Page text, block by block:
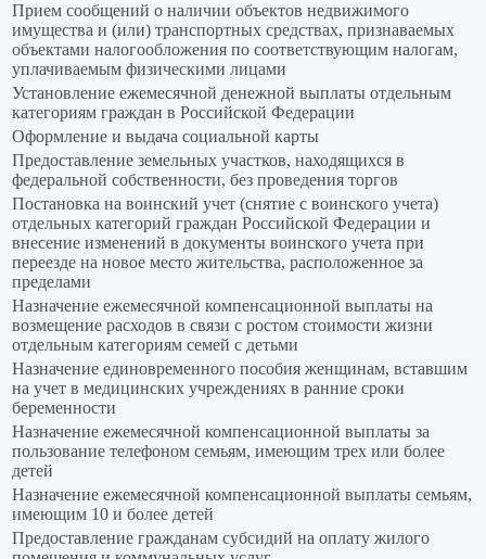
Прием сообщений о наличии объектов недвижимого
имущества и (или) транспортных средствах, признаваемых
объектами налогообложения по соответствующим налогам,
уплачиваемым физическими лицами
Установление ежемесячной денежной выплаты отдельным
категориям граждан в Российской Федерации
Оформление и выдача социальной карты
Предоставление земельных участков, находящихся в
федеральной собственности, без проведения торгов
Постановка на воинский учет (снятие с воинского учета)
отдельных категорий граждан Российской Федерации и
внесение изменений в документы воинского учета при
переезде на новое место жительства, расположенное за
пределами
Назначение ежемесячной компенсационной выплаты на
возмещение расходов в связи с ростом стоимости жизни
отдельным категориям семей с детьми
Назначение единовременного пособия женщинам, вставшим
на учет в медицинских учреждениях в ранние сроки
беременности
Назначение ежемесячной компенсационной выплаты за
пользование телефоном семьям, имеющим трех или более
детей
Назначение ежемесячной компенсационной выплаты семьям,
имеющим 10 и более детей
Предоставление гражданам субсидий на оплату жилого